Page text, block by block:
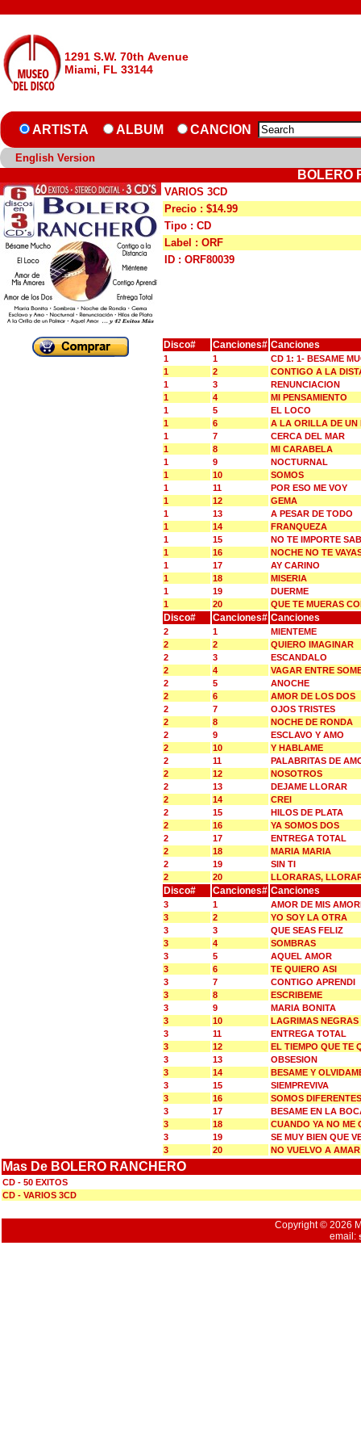
1291 S.W. 70th Avenue
Miami, FL 33144
ARTISTA ALBUM CANCION
English Version
BOLERO
VARIOS 3CD
Precio : $14.99
Tipo : CD
Label : ORF
ID : ORF80039
Disco# Canciones# Canciones
1 1
CD 1: 1- BESAME
1
2
CONTIGO A LA
1
3
RENUNCIACION
1
4
MI PENSAMIENTO
1
5
EL LOCO
1
6
A LA ORILLA DE UN
1
7
CERCA DEL MAR
1
8
MI CARABELA
1
9
NOCTURNAL
1
10
SOMOS
1
11
POR ESO ME VOY
1
12
GEMA
1
13
A PESAR DE TODO
1
14
FRANQUEZA
1
15
NO TE IMPORTE
1
16
NOCHE NO TE
1
17
AY CARINO
1
18
MISERIA
1
19
DUERME
1
20 QUE TE MUERAS
Disco# Canciones# Canciones
2 1
MIENTEME
2
2
QUIERO IMAGINAR
2
3
ESCANDALO
2
4
VAGAR ENTRE
2
5
ANOCHE
2
6
AMOR DE LOS DOS
2
7
OJOS TRISTES
2
8
NOCHE DE RONDA
2
9
ESCLAVO Y AMO
2
10
Y HABLAME
2
11
PALABRITAS DE
2
12
NOSOTROS
2
13
DEJAME LLORAR
2
14
CREI
2
15
HILOS DE PLATA
2
16
YA SOMOS DOS
2
17
ENTREGA TOTAL
2
18
MARIA MARIA
2
19
SIN TI
2
20 LLORARAS,
Disco# Canciones# Canciones
3 1
AMOR DE MIS
3
2
YO SOY LA OTRA
3
3
QUE SEAS FELIZ
3
4
SOMBRAS
3
5
AQUEL AMOR
3
6
TE QUIERO ASI
3
7
CONTIGO APRENDI
3
8
ESCRIBEME
3
9
MARIA BONITA
3
10
LAGRIMAS NEGRAS
3
11
ENTREGA TOTAL
3
12
EL TIEMPO QUE TE
3
13
OBSESION
3
14
BESAME Y
3
15
SIEMPREVIVA
3
16
SOMOS DIFERENTES
3
17
BESAME EN LA
3
18
CUANDO YA NO ME
3
19
SE MUY BIEN QUE
3
20 NO VUELVO A AMAR
Mas De BOLERO RANCHERO
CD - 50 EXITOS
CD - VARIOS 3CD
Copyright © 2026
email: